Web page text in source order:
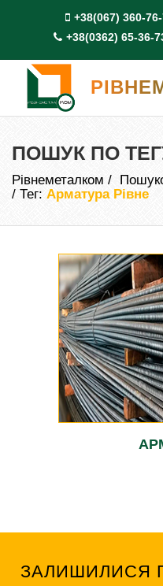
+38(067) 360-
+38(0362) 65-36-
ПОШУК ПО
Рівнеметалком
Тег: Арматура Рівне
ЗАЛИШИЛИСЯ